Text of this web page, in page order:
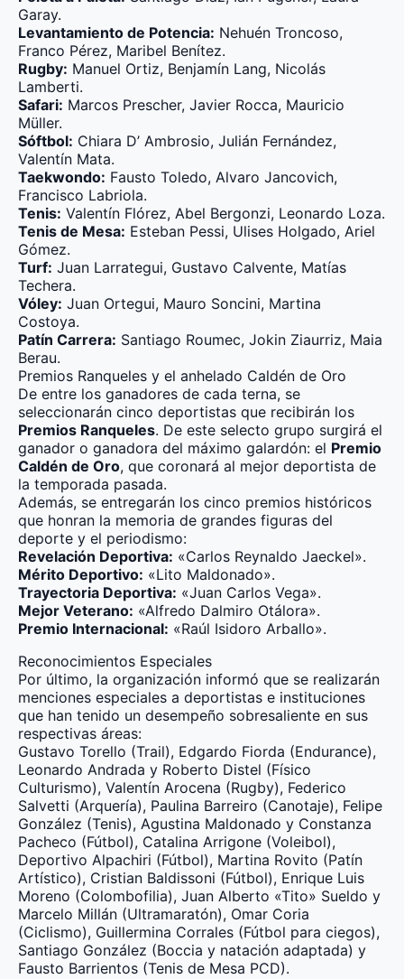
Garay.
Levantamiento de Potencia: Nehuén Troncoso,
Franco Pérez, Maribel Benítez.
Rugby: Manuel Ortiz, Benjamín Lang, Nicolás
Lamberti.
Safari: Marcos Prescher, Javier Rocca, Mauricio
Müller.
Sóftbol: Chiara D’ Ambrosio, Julián Fernández,
Valentín Mata.
Taekwondo: Fausto Toledo, Alvaro Jancovich,
Francisco Labriola.
Tenis: Valentín Flórez, Abel Bergonzi, Leonardo Loza.
Tenis de Mesa: Esteban Pessi, Ulises Holgado, Ariel
Gómez.
Turf: Juan Larrategui, Gustavo Calvente, Matías
Techera.
Vóley: Juan Ortegui, Mauro Soncini, Martina
Costoya.
Patín Carrera: Santiago Roumec, Jokin Ziaurriz, Maia
Berau.
Premios Ranqueles y el anhelado Caldén de Oro
De entre los ganadores de cada terna, se
seleccionarán cinco deportistas que recibirán los
Premios Ranqueles. De este selecto grupo surgirá el
ganador o ganadora del máximo galardón: el Premio
Caldén de Oro, que coronará al mejor deportista de
la temporada pasada.
Además, se entregarán los cinco premios históricos
que honran la memoria de grandes figuras del
deporte y el periodismo:
Revelación Deportiva: «Carlos Reynaldo Jaeckel».
Mérito Deportivo: «Lito Maldonado».
Trayectoria Deportiva: «Juan Carlos Vega».
Mejor Veterano: «Alfredo Dalmiro Otálora».
Premio Internacional: «Raúl Isidoro Arballo».
Reconocimientos Especiales
Por último, la organización informó que se realizarán
menciones especiales a deportistas e instituciones
que han tenido un desempeño sobresaliente en sus
respectivas áreas:
Gustavo Torello (Trail), Edgardo Fiorda (Endurance),
Leonardo Andrada y Roberto Distel (Físico
Culturismo), Valentín Arocena (Rugby), Federico
Salvetti (Arquería), Paulina Barreiro (Canotaje), Felipe
González (Tenis), Agustina Maldonado y Constanza
Pacheco (Fútbol), Catalina Arrigone (Voleibol),
Deportivo Alpachiri (Fútbol), Martina Rovito (Patín
Artístico), Cristian Baldissoni (Fútbol), Enrique Luis
Moreno (Colombofilia), Juan Alberto «Tito» Sueldo y
Marcelo Millán (Ultramaratón), Omar Coria
(Ciclismo), Guillermina Corrales (Fútbol para ciegos),
Santiago González (Boccia y natación adaptada) y
Fausto Barrientos (Tenis de Mesa PCD).